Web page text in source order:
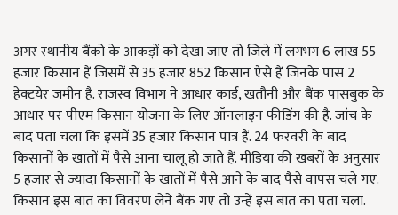
अगर स्थानीय बैंको के आकड़ों को देखा जाए तो जिले में लगभग 6 लाख 55
हजार किसान हैं जिसमें से 35 हजार 852 किसान ऐसे हैं जिनके पास 2
हेक्टयेर जमीन है. राजस्व विभाग ने आधार कार्ड, खतौनी और बैंक पासबुक के
आधार पर पीएम किसान योजना के लिए ऑनलाइन फीडिंग की है. जांच के
बाद पता चला कि इसमें 35 हजार किसान पात्र हैं. 24 फरवरी के बाद
किसानों के खातों में पैसे आना चालू हो जाते हैं. मीडिया की खबरों के अनुसार
5 हजार से ज्यादा किसानों के खातों में पैसे आने के बाद पैसे वापस चले गए.
किसान इस बात का विवरण लेने बैंक गए तो उन्हें इस बात का पता चला.